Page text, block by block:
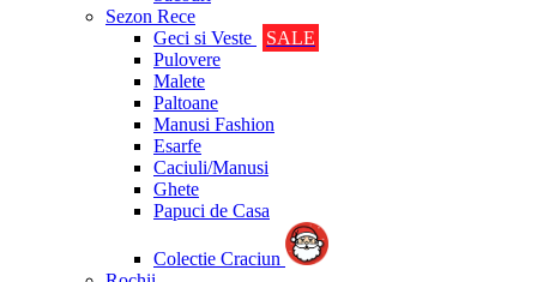
Sezon Rece
Geci si Veste
SALE
Pulovere
Malete
Paltoane
Manusi Fashion
Esarfe
Caciuli/Manusi
Ghete
Papuci de Casa
Colectie Craciun